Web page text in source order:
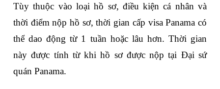
Tùy thuộc vào loại hồ sơ, điều kiện cá nhân và
thời điểm nộp hồ sơ, thời gian cấp visa Panama có
thể dao động từ 1 tuần hoặc lâu hơn. Thời gian
này được tính từ khi hồ sơ được nộp tại Đại sứ
quán Panama.